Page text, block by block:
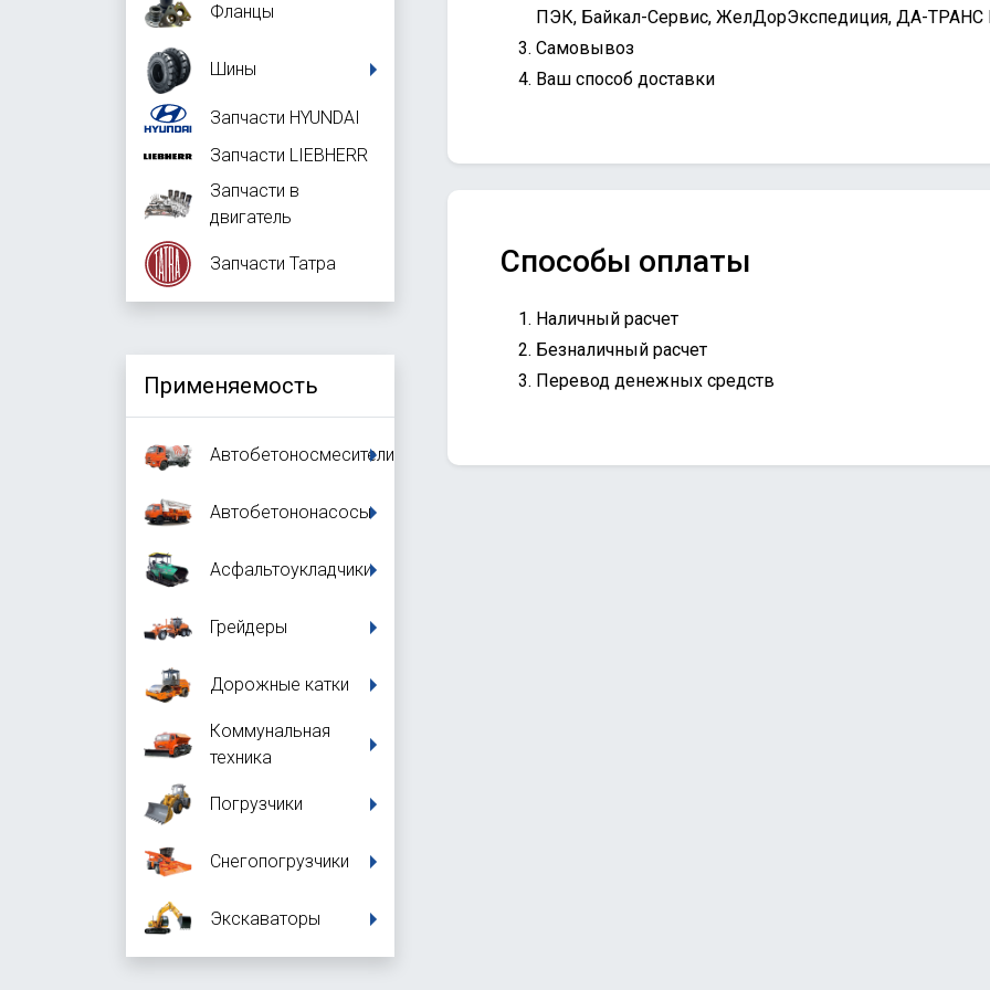
Фланцы
Шины
Запчасти HYUNDAI
Запчасти LIEBHERR
Запчасти в
двигатель
Запчасти Татра
Применяемость
Автобетоносмесители
Автобетононасосы
Асфальтоукладчики
Грейдеры
Дорожные катки
Коммунальная
техника
Погрузчики
Снегопогрузчики
Экскаваторы
ПЭК, Байкал-Сервис, ЖелДорЭкспедиция, ДА-
Самовывоз
Ваш способ доставки
Способы оплаты
Наличный расчет
Безналичный расчет
Перевод денежных средств